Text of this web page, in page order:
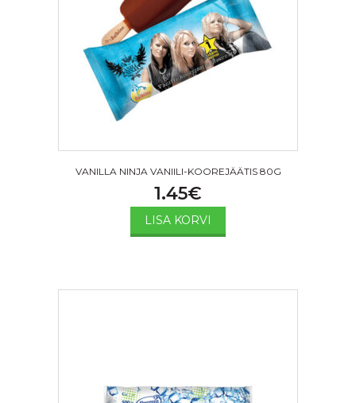
VANILLA NINJA VANIILI-KOOREJÄÄTIS 80G
1.45€
LISA KORVI